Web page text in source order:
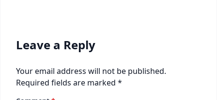
Leave a Reply
Your email address will not be published.
Required fields are marked *